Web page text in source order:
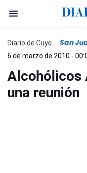
Diario de Cuyo San
6 de marzo de 2010 -
Alcohólicos
una reunión